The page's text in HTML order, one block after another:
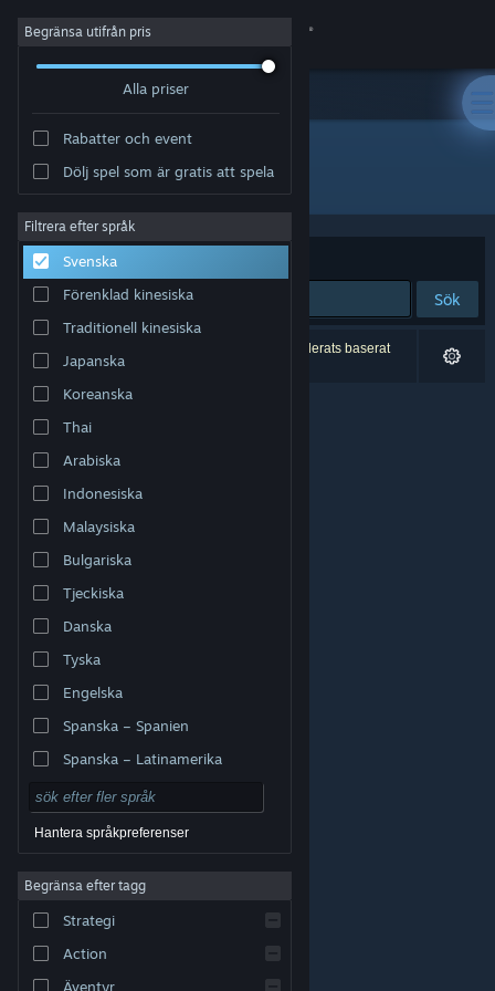
Logga in
Om
Support
Byt språk
Skaffa Steams mobilapp
Se skrivbordswebbplats
varumärken tillhör respektive ägare i USA och andra
Tillgänglighet
Återbetalningar|
Begränsa utifrån pris
Alla priser
Rabatter och event
Dölj spel som är gratis att spela
Filtrera efter språk
Svenska
Förenklad kinesiska
Traditionell kinesiska
Japanska
Koreanska
Thai
Arabiska
Indonesiska
Malaysiska
Bulgariska
Tjeckiska
Danska
Tyska
Engelska
Spanska – Spanien
Spanska – Latinamerika
Hantera språkpreferenser
Begränsa efter tagg
Strategi
Action
Äventyr
Utvecklare: Horrendous Games
Sortera efter Relevans
Sök
0 träffar matchade din sökning. 2 titlar har exkluderats baserat
på dina preferenser.